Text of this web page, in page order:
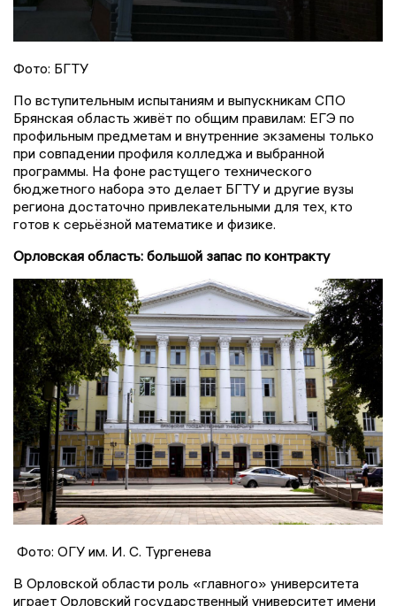
Фото: БГТУ
По вступительным испытаниям и выпускникам СПО
Брянская область живёт по общим правилам: ЕГЭ по
профильным предметам и внутренние экзамены только
при совпадении профиля колледжа и выбранной
программы. На фоне растущего технического
бюджетного набора это делает БГТУ и другие вузы
региона достаточно привлекательными для тех, кто
готов к серьёзной математике и физике.
Орловская область: большой запас по контракту
Фото: ОГУ им. И. С. Тургенева
В Орловской области роль «главного» университета
играет Орловский государственный университет имени